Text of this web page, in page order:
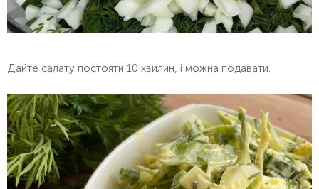
Дайте салату постояти 10 хвилин, і можна подавати.